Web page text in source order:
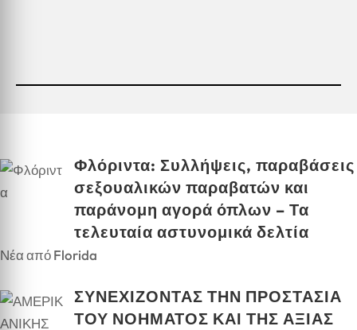
Φλόριντα: Συλλήψεις, παραβάσεις
σεξουαλικών παραβατών και
παράνομη αγορά όπλων – Τα
τελευταία αστυνομικά δελτία
Νέα από Florida
ΣΥΝΕΧΙΖΟΝΤΑΣ ΤΗΝ ΠΡΟΣΤΑΣΙΑ
ΤΟΥ ΝΟΗΜΑΤΟΣ ΚΑΙ ΤΗΣ ΑΞΙΑΣ